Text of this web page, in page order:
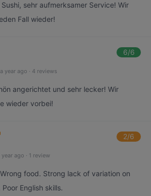
sehr aufmerksamer Service! Wir
Fall wieder!
6/6
a year ago · 4 reviews
angerichtet und sehr lecker! Wir
wieder vorbei!
2/6
year ago · 1 review
food. Strong lack of variation on
English skills.